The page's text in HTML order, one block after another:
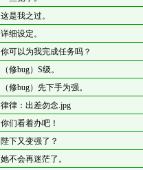
这是我之过。
详细设定。
你可以为我完成任务吗？
（修bug）S级。
（修bug）先下手为强。
律律：出差勿念.jpg
你们看着办吧！
陛下又变强了？
她不会再迷茫了。